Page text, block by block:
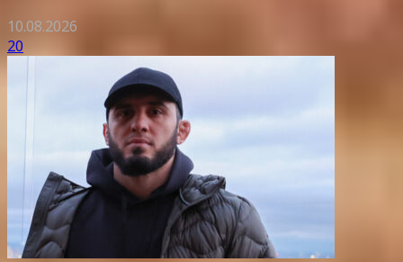
10.08.2026
20